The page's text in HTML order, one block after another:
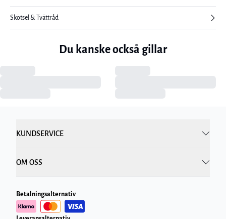
Skötsel & Tvättråd
Du kanske också gillar
KUNDSERVICE
OM OSS
Betalningsalternativ